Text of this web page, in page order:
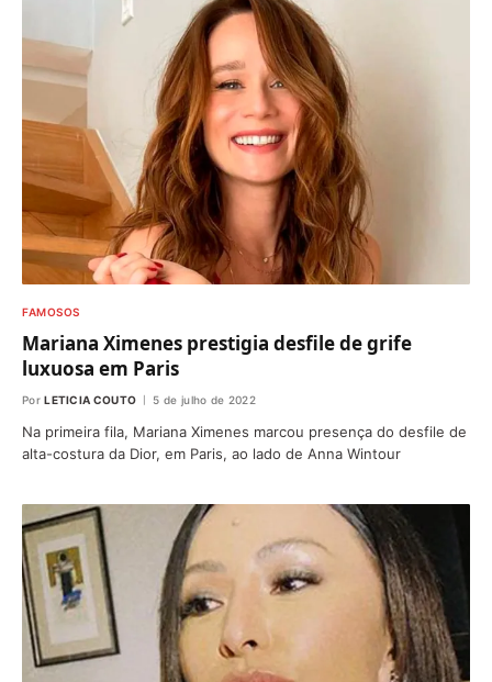
FAMOSOS
Mariana Ximenes prestigia desfile de grife
luxuosa em Paris
Por LETICIA COUTO 5 de julho de 2022
Na primeira fila, Mariana Ximenes marcou presença do desfile de
alta-costura da Dior, em Paris, ao lado de Anna Wintour